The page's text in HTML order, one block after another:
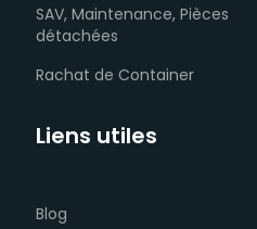
SAV, Maintenance, Pièces
détachées
Rachat de Container
Liens utiles
Blog